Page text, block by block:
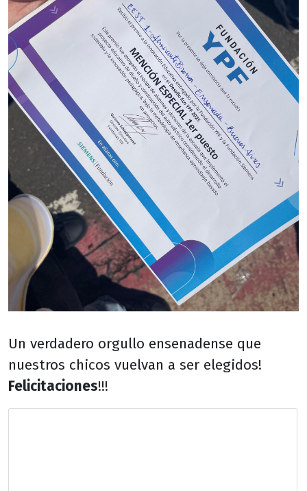
Un verdadero orgullo ensenadense que
nuestros chicos vuelvan a ser elegidos!
Felicitaciones!!!